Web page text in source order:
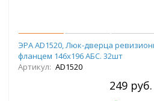
ЭРА AD1520, Люк-дверца
фланцем 146х196 АБС. 32шт
Артикул: AD1520
249 руб.